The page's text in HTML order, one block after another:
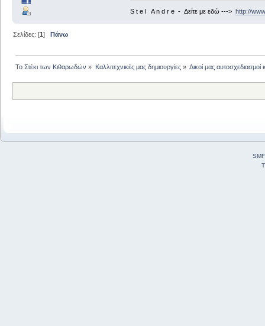
S t e l A n d r e - Δείτε με εδώ ---> http://
Σελίδες: [1] Πάνω
Το Στέκι των Κιθαρωδών » Καλλιτεχνικές μας δημιουργίες» Δικοί μας αυτοσχεδιασμοί